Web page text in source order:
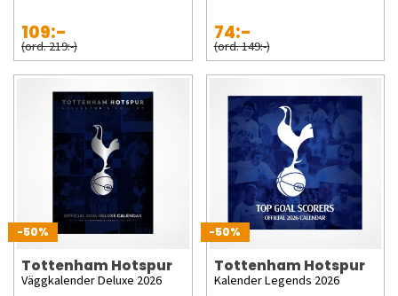
109:-
(ord. 219:-)
74:-
(ord. 149:-)
-50%
Tottenham Hotspur
Väggkalender Deluxe 2026
-50%
Tottenham Hotspur
Kalender Legends 2026